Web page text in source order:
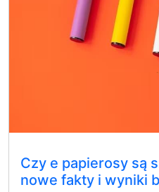
Czy e papierosy są
nowe fakty i wyniki